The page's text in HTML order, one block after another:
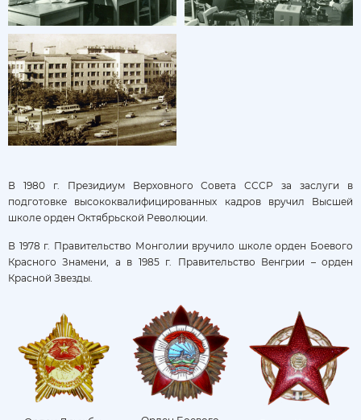
В 1980 г. Президиум Верховного Совета СССР за заслуги в
подготовке высококвалифицированных кадров вручил Высшей
школе орден Октябрьской Революции.
В 1978 г. Правительство Монголии вручило школе орден Боевого
Красного Знамени, а в 1985 г. Правительство Венгрии – орден
Красной Звезды.